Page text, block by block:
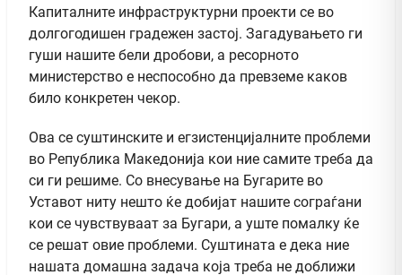
Капиталните инфраструктурни проекти се во
долгогодишен градежен застој. Загадувањето ги
гуши нашите бели дробови, а ресорното
министерство е неспособно да превземе каков
било конкретен чекор.
Ова се суштинските и егзистенцијалните проблеми
во Република Македонија кои ние самите треба да
си ги решиме. Со внесување на Бугарите во
Уставот ниту нешто ќе добијат нашите сограѓани
кои се чувствуваат за Бугари, а уште помалку ќе
се решат овие проблеми. Суштината е дека ние
нашата домашна задача која треба не доближи